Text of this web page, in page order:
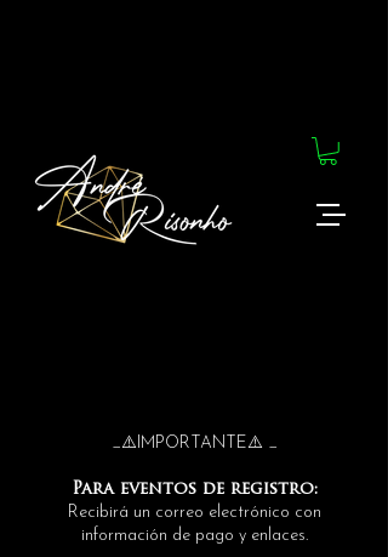
_⚠️IMPORTANTE⚠️ _
Para eventos de registro:
Recibirá un correo electrónico con
información de pago y enlaces.